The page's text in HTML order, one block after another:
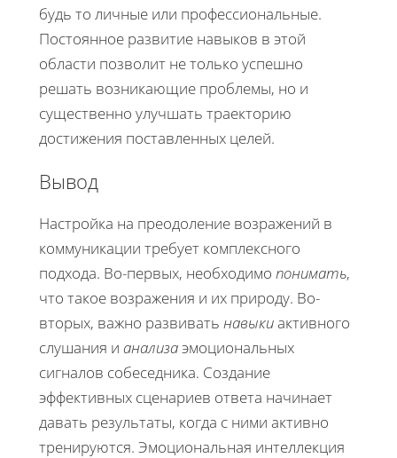
будь то личные или профессиональные.
Постоянное развитие навыков в этой
области позволит не только успешно
решать возникающие проблемы, но и
существенно улучшать траекторию
достижения поставленных целей.
Вывод
Настройка на преодоление возражений в
коммуникации требует комплексного
подхода. Во-первых, необходимо понимать,
что такое возражения и их природу. Во-
вторых, важно развивать навыкиактивного
слушания и анализаэмоциональных
сигналов собеседника. Создание
эффективных сценариев ответа начинает
давать результаты, когда с ними активно
тренируются. Эмоциональная интеллекция